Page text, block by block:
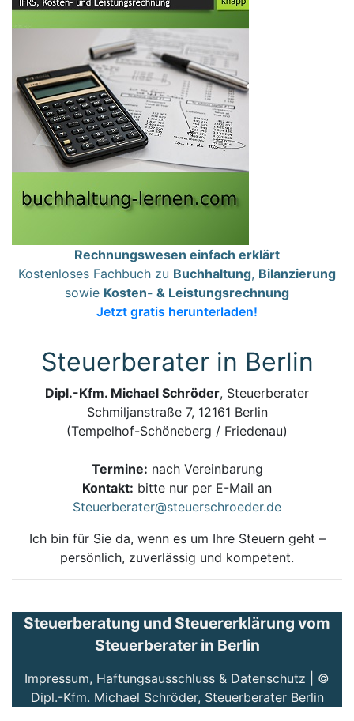
Rechnungswesen einfach erklärt
Kostenloses Fachbuch zu Buchhaltung, Bilanzierung
sowie Kosten- & Leistungsrechnung
Jetzt gratis herunterladen!
Steuerberater in Berlin
Dipl.-Kfm. Michael Schröder, Steuerberater
Schmiljanstraße 7, 12161 Berlin
(Tempelhof-Schöneberg / Friedenau)
Termine: nach Vereinbarung
Kontakt: bitte nur per E-Mail an
Steuerberater@steuerschroeder.de
Ich bin für Sie da, wenn es um Ihre Steuern geht –
persönlich, zuverlässig und kompetent.
Steuerberatung und Steuererklärung vom
Steuerberater in Berlin
Impressum, Haftungsausschluss & Datenschutz | ©
Dipl.-Kfm. Michael Schröder, Steuerberater Berlin